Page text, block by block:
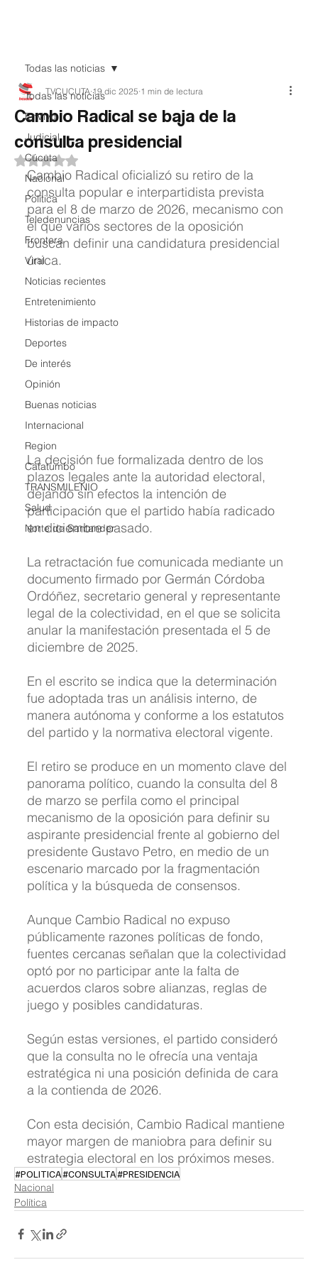
Todas las noticias
EnVivo
Judicial
Cúcuta
Nacional
Política
Teledenuncias
Frontera
Viral
Noticias recientes
Entretenimiento
Historias de impacto
Deportes
De interés
Opinión
Buenas noticias
Internacional
Region
Catatumbo
TRANSMILENIO
Salud
Norte de Santander
Todas las noticias
Cambio Radical se baja de la
consulta presidencial
TVCUCUTA 19 dic 2025 1 min de lectura
Obtuvo NaN de 5 estrellas.
Cambio Radical oficializó su retiro de la
consulta popular e interpartidista prevista
para el 8 de marzo de 2026, mecanismo con
el que varios sectores de la oposición
buscan definir una candidatura presidencial
única.
La decisión fue formalizada dentro de los
plazos legales ante la autoridad electoral,
dejando sin efectos la intención de
participación que el partido había radicado
en diciembre pasado.
La retractación fue comunicada mediante un
documento firmado por Germán Córdoba
Ordóñez, secretario general y representante
legal de la colectividad, en el que se solicita
anular la manifestación presentada el 5 de
diciembre de 2025.
En el escrito se indica que la determinación
fue adoptada tras un análisis interno, de
manera autónoma y conforme a los estatutos
del partido y la normativa electoral vigente.
El retiro se produce en un momento clave del
panorama político, cuando la consulta del 8
de marzo se perfila como el principal
mecanismo de la oposición para definir su
aspirante presidencial frente al gobierno del
presidente Gustavo Petro, en medio de un
escenario marcado por la fragmentación
política y la búsqueda de consensos.
Aunque Cambio Radical no expuso
públicamente razones políticas de fondo,
fuentes cercanas señalan que la colectividad
optó por no participar ante la falta de
acuerdos claros sobre alianzas, reglas de
juego y posibles candidaturas.
Según estas versiones, el partido consideró
que la consulta no le ofrecía una ventaja
estratégica ni una posición definida de cara
a la contienda de 2026.
Con esta decisión, Cambio Radical mantiene
mayor margen de maniobra para definir su
estrategia electoral en los próximos meses.
#POLITICA#CONSULTA#PRESIDENCIA
Nacional
Política